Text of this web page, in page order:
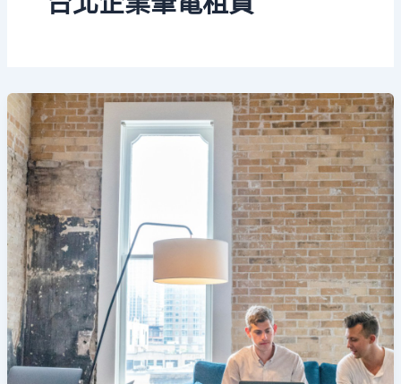
台
北
企
業
筆
電
租
賃
合
約
範
本
與
注
意
事
項：
高
效
簽
約
必
學！